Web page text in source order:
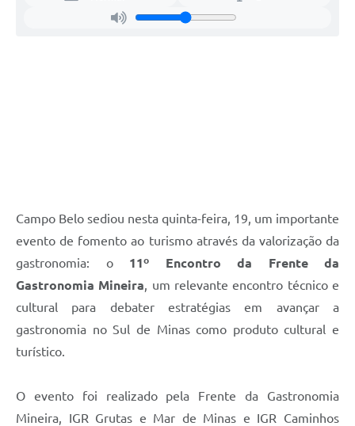
Campo Belo sediou nesta quinta-feira, 19, um importante
evento de fomento ao turismo através da valorização da
gastronomia: o 11º Encontro da Frente da
Gastronomia Mineira , um relevante encontro técnico e
cultural para debater estratégias em avançar a
gastronomia no Sul de Minas como produto cultural e
turístico.
O evento foi realizado pela Frente da Gastronomia
Mineira, IGR Grutas e Mar de Minas e IGR Caminhos